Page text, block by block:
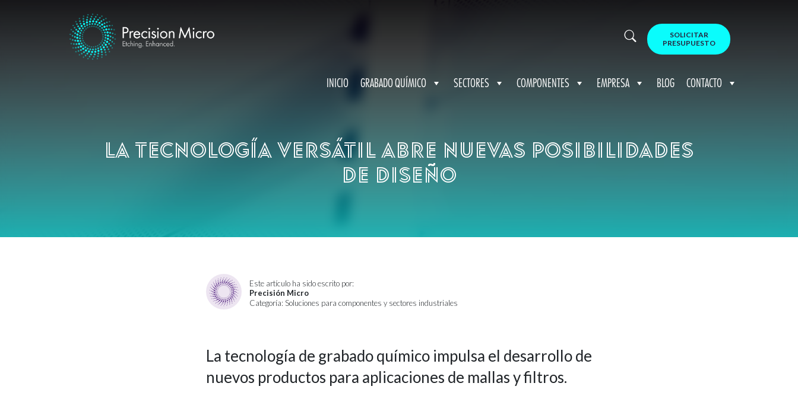
INICIO GRABADO QUÍMICO SECTORES COMPONENTES EMPRESA BLOG CONTACTO
SOLICITAR
PRESUPUESTO
La tecnología versátil abre nuevas posibilidades
de diseño
Este artículo ha sido escrito por:
Precisión Micro
Categoría: Soluciones para componentes y sectores industriales
La tecnología de grabado químico impulsa el desarrollo de
nuevos productos para aplicaciones de mallas y filtros.